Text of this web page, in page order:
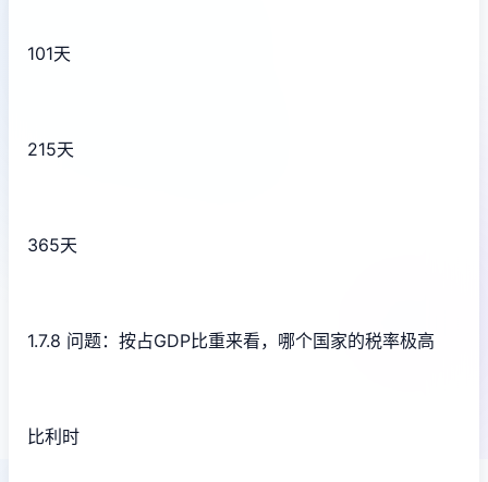
101天
215天
365天
1.7.8 问题：按占GDP比重来看，哪个国家的税率极高
比利时